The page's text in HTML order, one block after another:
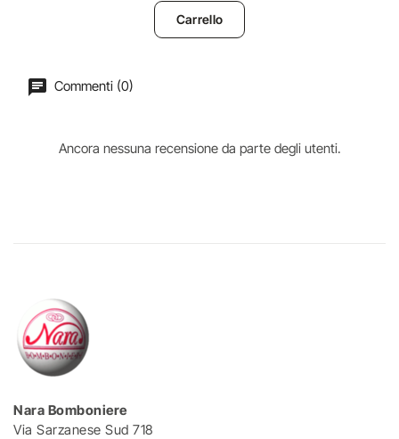
Carrello
Commenti (0)
Ancora nessuna recensione da parte degli utenti.
Nara Bomboniere
Via Sarzanese Sud 718